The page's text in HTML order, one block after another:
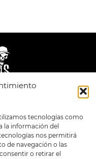
tecnologías como
la información del
nos permitirá
de navegación o las
o retirar el
ESTILOS
PREVENTAS
SKULLS